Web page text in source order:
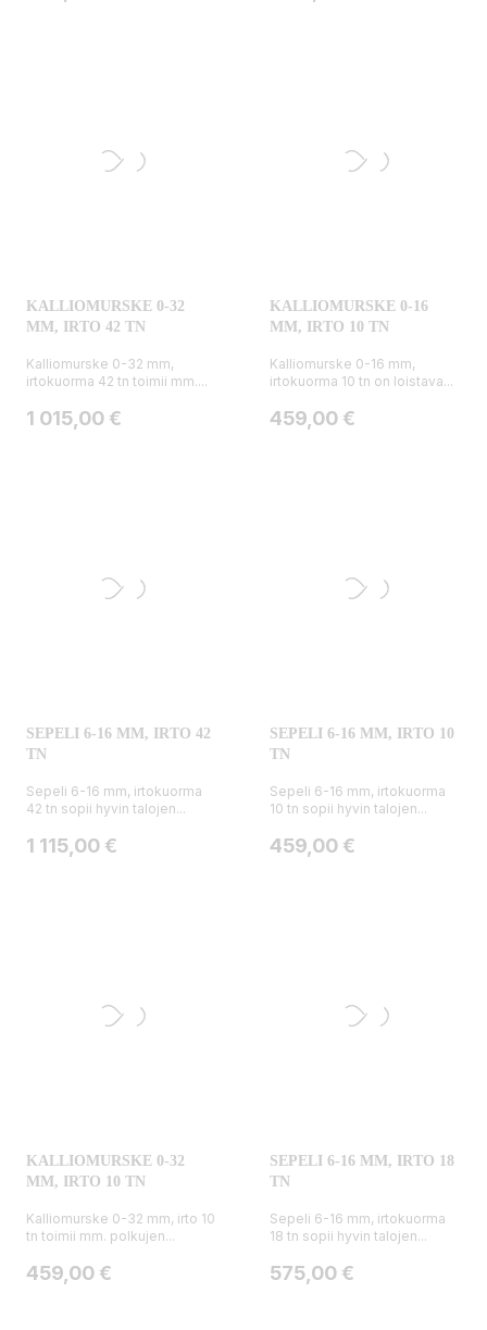
KALLIOMURSKE 0-32
MM, IRTO 42 TN
Kalliomurske 0-32 mm,
irtokuorma 42 tn toimii mm....
Hinta
1 015,00 €
KALLIOMURSKE 0-16
MM, IRTO 10 TN
Kalliomurske 0-16 mm,
irtokuorma 10 tn on loistava...
Hinta
459,00 €
SEPELI 6-16 MM, IRTO 42
TN
Sepeli 6-16 mm, irtokuorma
42 tn sopii hyvin talojen...
Hinta
1 115,00 €
SEPELI 6-16 MM, IRTO 10
TN
Sepeli 6-16 mm, irtokuorma
10 tn sopii hyvin talojen...
Hinta
459,00 €
KALLIOMURSKE 0-32
MM, IRTO 10 TN
Kalliomurske 0-32 mm, irto 10
tn toimii mm. polkujen...
Hinta
459,00 €
SEPELI 6-16 MM, IRTO 18
TN
Sepeli 6-16 mm, irtokuorma
18 tn sopii hyvin talojen...
Hinta
575,00 €